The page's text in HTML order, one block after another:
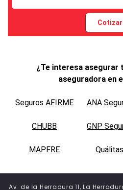
Cotizar
¿Te interesa asegurar
aseguradora en
Seguros AFIRME ANA
CHUBB GNP
MAPFRE Quálitas
Av. de la Herradura 11, La